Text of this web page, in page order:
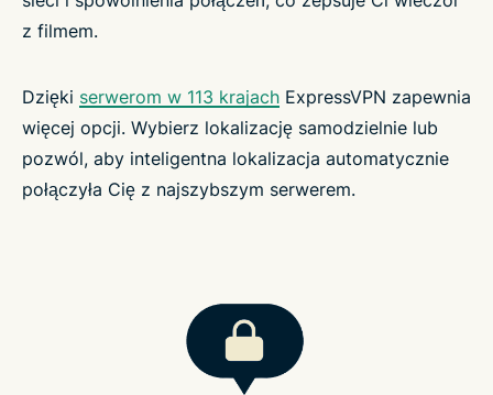
z filmem.
Dzięki serwerom w 113 krajach ExpressVPN zapewnia
więcej opcji. Wybierz lokalizację samodzielnie lub
pozwól, aby inteligentna lokalizacja automatycznie
połączyła Cię z najszybszym serwerem.